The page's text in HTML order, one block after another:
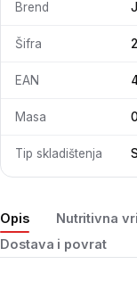
Opis Nutritivna
Dostava i povrat
Brend
Šifra
EAN
Masa
Tip skladištenja